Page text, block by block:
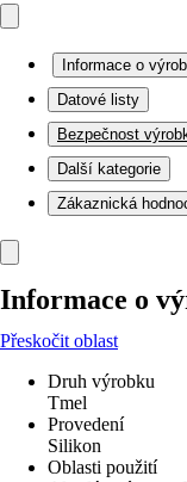
Informace o
Datové listy
Bezpečnost
Další kategorie
Zákaznická
Informace o
Přeskočit oblast
Druh výrobku
Tmel
Provedení
Silikon
Oblasti použití